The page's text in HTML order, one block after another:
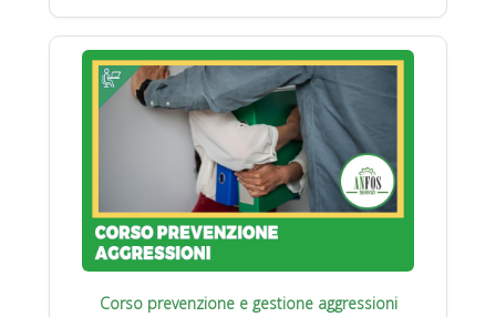
Corso prevenzione e gestione aggressioni